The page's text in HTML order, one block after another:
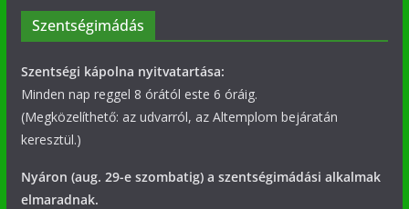
Szentségimádás
Szentségi kápolna nyitvatartása:
Minden nap reggel 8 órától este 6 óráig.
(Megközelíthető: az udvarról, az Altemplom bejáratán
keresztül.)
Nyáron (aug. 29-e szombatig) a szentségimádási alkalmak
elmaradnak.